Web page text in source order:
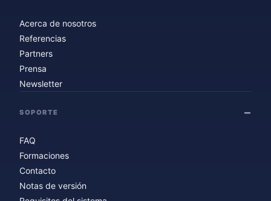
Acerca de nosotros
Referencias
Partners
Prensa
Newsletter
SOPORTE
FAQ
Formaciones
Contacto
Notas de versión